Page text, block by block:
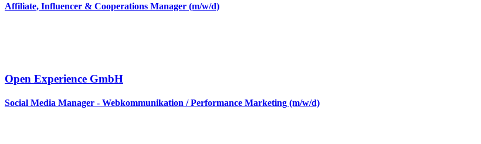
Affiliate, Influencer & Cooperations Manager (m/w/d)
Open Experience GmbH
Social Media Manager - Webkommunikation / Performance Marketing (m/w/d)